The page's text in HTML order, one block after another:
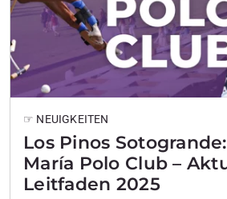
Los Pinos
María Polo Club –
Leitfaden 2025
☞ NEUIGKEITEN